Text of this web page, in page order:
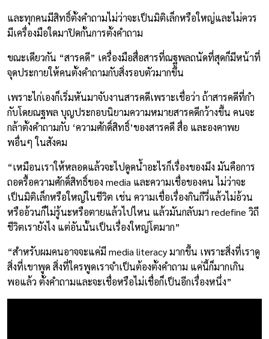
และทุกคนมีสิทธิ์ตั้งคำถามไม่ว่าจะเป็นมิติเล็กหรือใหญ่และไม่ควร
มีเครื่องมือใดมาปิดกั้นการตั้งคำถาม
ขณะเดียวกัน “สารคดี” เครื่องมือสื่อสารที่ณฐพลถนัดที่สุดก็มีหน้าที่
จุดประกายให้คนตั้งคำถามกับสิ่งรอบตัวมากขึ้น
เพราะไก่เองก็เริ่มหันมาจับงานสารคดีเพราะเชื่อว่า ถ้าสารคดีที่กำ
กับโดยณฐพล บุญประกอบนิยามความหมายสารคดีกว้างขึ้น คนจะ
กล้าตั้งคำถามกับ ‘ความศักดิ์สิทธิ์’ของสารคดี สื่อ และองคาพย
พอื่นๆ ในสังคม
“เหมือนเราให้หลอดแล้วจะไปดูดน้ำอะไรก็เรื่องของมึง มันคือการ
ถอดรื้อความศักดิ์สิทธิ์ของ media และความเชื่อของคน ไม่ว่าจะ
เป็นมิติเล็กหรือใหญ่ในชีวิต เช่น ความเชื่อเรื่องกินกีวี่แล้วไม่อ้วน
หรืออ้วนก็ไม่รู้นะหรือตายแล้วไปไหน แล้วมันกลับมา redefine วิถี
ชีวิตเรายังไง แต่อันนั้นเป็นเรื่องใหญ่โตมาก”
“สำหรับผมคนอาจจะแค่มี media literacy มากขึ้น เพราะสิ่งที่เราดู
สิ่งที่เขาพูด สิ่งที่ใครพูดเราจำเป็นต้องตั้งคำถาม แค่นี้ก็มากเกิน
พอแล้ว ตั้งคำถามและจะเชื่อหรือไม่เชื่อก็เป็นอีกเรื่องหนึ่ง”